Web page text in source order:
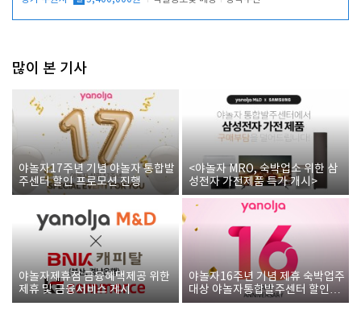
많이 본 기사
야놀자17주년 기념 야놀자 통합발
주센터 할인 프로모션 진행
<야놀자 MRO, 숙박업소 위한 삼
성전자 가전제품 특가 개시>
야놀자제휴점 금융혜택제공 위한
제휴 및 금융서비스 게시
야놀자16주년 기념 제휴 숙박업주
대상 야놀자통합발주센터 할인쿠
폰 증정